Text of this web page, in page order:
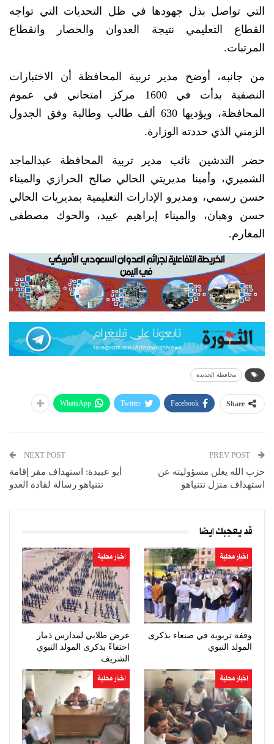
التي تواصل بذل جهودها في ظل التحديات التي تواجه
القطاع التعليمي نتيجة العدوان والحصار وانقطاع
المرتبات.
من جانبه، أوضح مدير تربية المحافظة أن الاختبارات
النصفية بدأت في 1600 مركز امتحاني في عموم
المحافظة، ويؤديها 630 ألف طالب وطالبة وفق الجدول
الزمني الذي حددته الوزارة.
حضر التدشين نائب مدير تربية المحافظة عبدالماجد
الشميري، وأمينا مديريتي الحالي صالح الحرازي والميناء
حسن رسمي، ومديرو الإدارات التعليمية بمديريات الحالي
حسن وهبان، والميناء إبراهيم عييد، والحوك مصطفى
المغارم.
محافظة الحديدة
Share
Facebook
Twitter
WhatsApp
حزب الله يعلن مسؤوليته عن
استهداف منزل نتنياهو
NEXT POST
أبو عبيدة: استهداف مقر إقامة
نتنياهو رسالة لقادة العدو
قد يعجبك ايضا
اخبار محلية
وقفة تربوية في صنعاء بذكرى
المولد النبوي
اخبار محلية
عرض طلابي لمدارس ذمار
احتفاءً بذكرى المولد النبوي
الشريف
اخبار محلية اخبار محلية